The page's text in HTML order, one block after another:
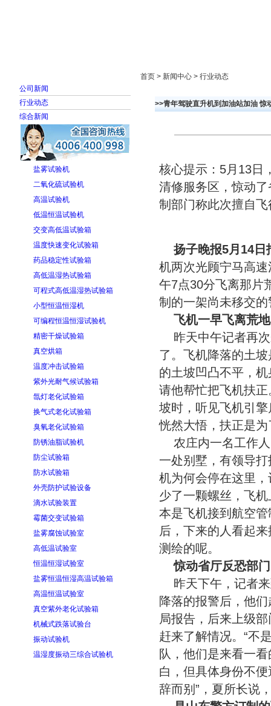
公司新闻
行业动态
综合新闻
盐雾试验机
二氧化硫试验机
高温试验机
低温恒温试验机
交变高低温试验箱
温度快速变化试验箱
药品稳定性试验箱
高低温湿热试验箱
可程式高低温湿热试验箱
小型恒温恒湿机
可编程恒温恒湿试验机
精密干燥试验箱
真空烘箱
温度冲击试验箱
紫外光耐气候试验箱
氙灯老化试验箱
换气式老化试验箱
臭氧老化试验箱
防锈油脂试验机
防尘试验箱
防水试验箱
外壳防护试验设备
滴水试验装置
霉菌交变试验箱
盐雾腐蚀试验室
高低温试验室
恒温恒湿试验室
盐雾恒温恒湿高温试验箱
高温恒温试验室
真空紫外老化试验箱
机械式跌落试验台
振动试验机
温湿度振动三综合试验机
首页 > 新闻中心 > 行业动态
>>青年驾驶直升机到加油站加油 惊
核心提示：5月13日
清修服务区，惊动
制部门称此次擅自
扬子晚报5月14日
机两次光顾宁马高
午7点30分飞离那片
制的一架尚未移交
飞机一早飞离荒地
昨天中午记者再
了。飞机降落的土
的土坡凹凸不平，
请他帮忙把飞机扶
坡时，听见飞机引
恍然大悟，扶正是
农庄内一名工作
一处别墅，有领导
机为何会停在这里
少了一颗螺丝，飞
本是飞机接到航空
后，下来的人看起
测绘的呢。
惊动省厅反恐部门
昨天下午，记者
降落的报警后，他
局报告，后来上级
赶来了解情况。“不
队，他们是来看一
白，但具体身份不
辞而别”，夏所长说